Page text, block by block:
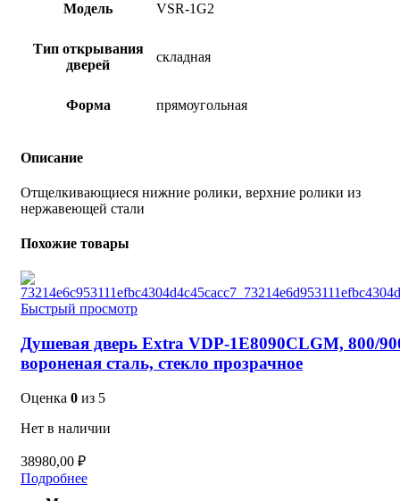
Модель VSR-1G2
Тип открывания
дверей
складная
Форма прямоугольная
Описание
Отщелкивающиеся нижние ролики, верхние ролики из
нержавеющей стали
Похожие товары
Быстрый просмотр
Душевая дверь Extra VDP-1E8090CLGM, 800/
вороненая сталь, стекло прозрачное
Оценка 0 из 5
Нет в наличии
38980,00 ₽
Подробнее